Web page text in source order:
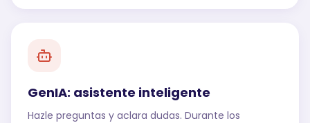
GenIA: asistente inteligente
Hazle preguntas y aclara dudas. Durante los